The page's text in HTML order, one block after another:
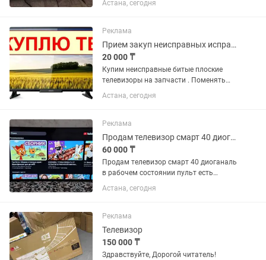
Астана, сегодня
Реклама
Прием закуп неисправных исправных телевизоров на запчасти
20 000 ₸
Купим неисправные битые плоские
телевизоры на запчасти . Поменять
подсветку за 5-25тт . Исправить
неисправность дешево . Важно !
крышке телевизора или сюда чат ....
Астана, сегодня
Реклама
Продам телевизор смарт 40 диоганаль
60 000 ₸
Продам телевизор смарт 40 диоганаль
в рабочем состоянии пульт есть
можно квартирантов
Астана, сегодня
Реклама
Телевизор
150 000 ₸
Здравствуйте, Дорогой читатель!